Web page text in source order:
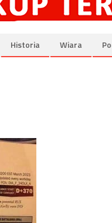
Historia Wiara